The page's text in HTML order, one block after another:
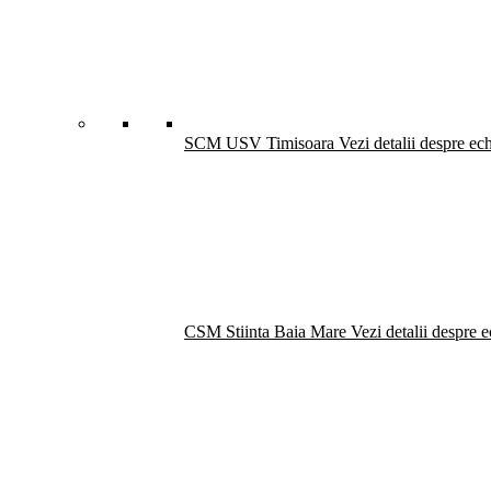
SCM USV Timisoara Vezi detalii despre
CSM Stiinta Baia Mare Vezi detalii despre